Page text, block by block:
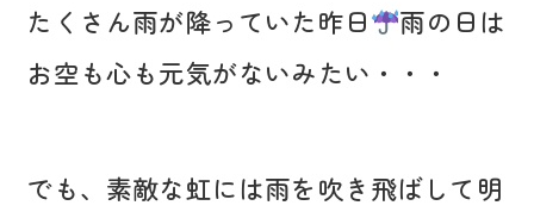
たくさん雨が降っていた昨日
雨の日は
お空も心も元気がないみたい・・・
でも、素敵な虹には雨を吹き飛ばして明